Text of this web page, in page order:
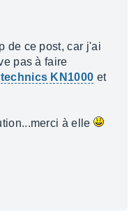
de ce post, car j'ai
pas à faire
technics KN1000 et
à elle